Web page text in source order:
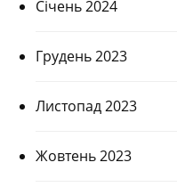
Січень 2024
Грудень 2023
Листопад 2023
Жовтень 2023